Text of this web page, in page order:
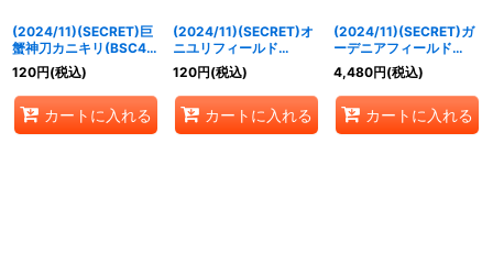
(2024/11)(SECRET)巨
蟹神刀カニキリ(BSC44
収録)【R-SEC】{BS49-
081}《緑》
120円(税込)
カートに入れる
(2024/11)(SECRET)オ
ニユリフィールド
(BSC44収録)【C-
SEC】{BS49-093}
《黄》
120円(税込)
カートに入れる
(2024/11)(SECRET)ガ
ーデニアフィールド
(BSC44収録)【R-
SEC】{BS49-095}
《多》
4,480円(税込)
カートに入れる